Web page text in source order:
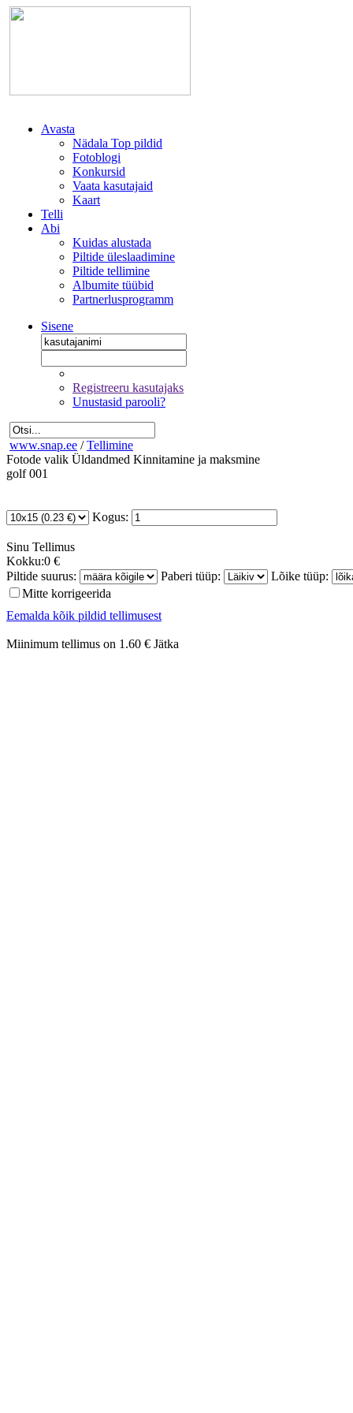
Avasta
Nädala Top pildid
Fotoblogi
Konkursid
Vaata kasutajaid
Kaart
Telli
Abi
Kuidas alustada
Piltide üleslaadimine
Piltide tellimine
Albumite tüübid
Partnerlusprogramm
Sisene
Registreeru kasutajaks
Unustasid parooli?
www.snap.ee / Tellimine
Fotode valik Üldandmed Kinnitamine ja maksmine
golf 001
Kogus:
Sinu Tellimus
Kokku:0 €
Piltide suurus:
Paberi tüüp:
Lõike tüüp:
Mitte korrigeerida
Eemalda kõik pildid tellimusest
Miinimum tellimus on 1.60 € Jätka